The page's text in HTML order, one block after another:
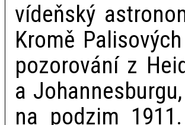
vídeňský
Kromě
pozorování z
a
na podzim